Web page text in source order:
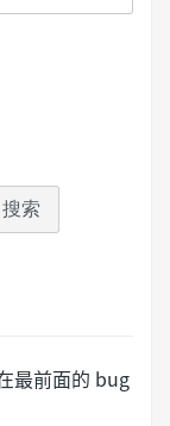
最前面的 bug